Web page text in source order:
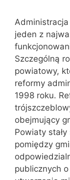
jeden z
Szczególną
powiatowy,
reformy
1998 roku.
obejmujący
Powiaty
pomiędzy
publicznych